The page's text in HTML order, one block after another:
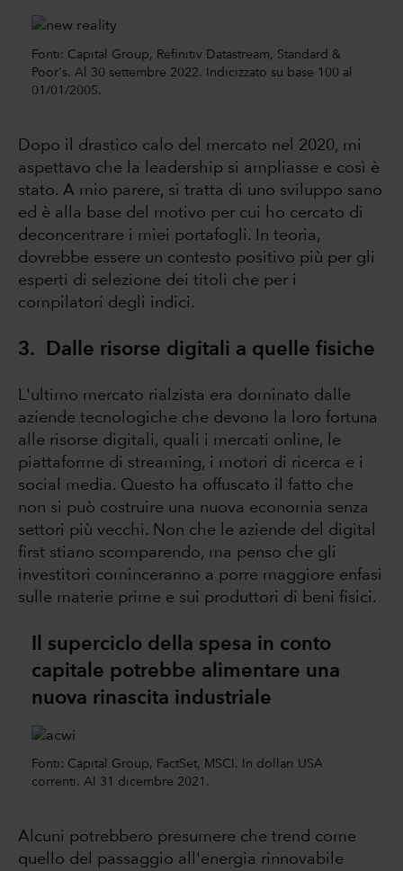
Fonti: Capital Group, Refinitiv Datastream, Standard &
Poor's. Al 30 settembre 2022. Indicizzato su base 100 al
01/01/2005.
Dopo il drastico calo del mercato nel 2020, mi
aspettavo che la leadership si ampliasse e così è
stato. A mio parere, si tratta di uno sviluppo sano
ed è alla base del motivo per cui ho cercato di
deconcentrare i miei portafogli. In teoria,
dovrebbe essere un contesto positivo più per gli
esperti di selezione dei titoli che per i
compilatori degli indici.
3. Dalle risorse digitali a quelle fisiche
L'ultimo mercato rialzista era dominato dalle
aziende tecnologiche che devono la loro fortuna
alle risorse digitali, quali i mercati online, le
piattaforme di streaming, i motori di ricerca e i
social media. Questo ha offuscato il fatto che
non si può costruire una nuova economia senza
settori più vecchi. Non che le aziende del digital
first stiano scomparendo, ma penso che gli
investitori cominceranno a porre maggiore enfasi
sulle materie prime e sui produttori di beni fisici.
Il superciclo della spesa in conto
capitale potrebbe alimentare una
nuova rinascita industriale
Fonti: Capital Group, FactSet, MSCI. In dollari USA
correnti. Al 31 dicembre 2021.
Alcuni potrebbero presumere che trend come
quello del passaggio all'energia rinnovabile